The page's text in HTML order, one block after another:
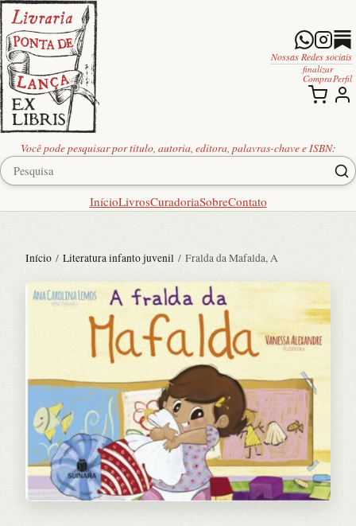
Você pode pesquisar por título, autoria, editora, palavras-chave e ISBN:
InícioLivrosCuradoriaSobreContato
Nossas Redes sociais
finalizar
Compra Perfil
Início / Literatura infanto juvenil / Fralda da Mafalda, A